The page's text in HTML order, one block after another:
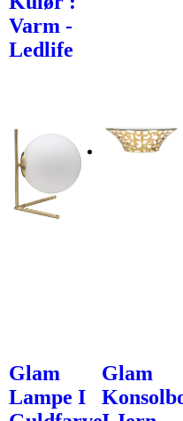
Varm -
Ledlife
Glam
Lampe I
Glam